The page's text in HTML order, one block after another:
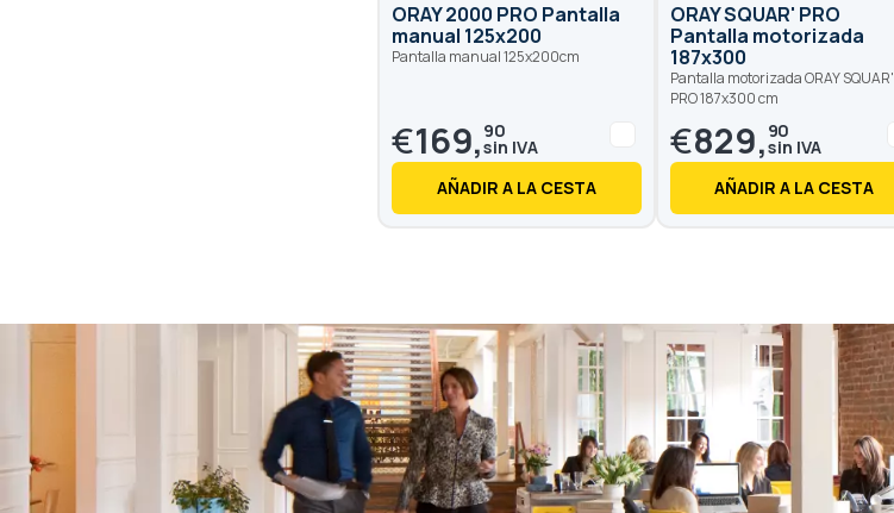
ORAY 2000 PRO Pantalla
manual 125x200
Pantalla manual 125x200cm
€169, 90
AÑADIR A LA CESTA
ORAY SQUAR' PRO
Pantalla motorizada
187x300
Pantalla motorizada ORAY SQUAR'
PRO 187x300 cm
€829, 90
AÑADIR A LA CESTA